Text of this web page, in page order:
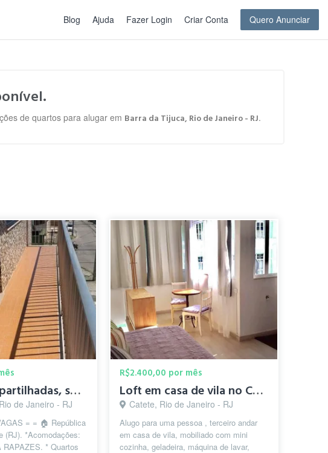
Blog Ajuda Fazer Login Criar Conta Quero Anunciar
de quartos para alugar em Barra da Tijuca, Rio de Janeiro - RJ.
Vagas Compartilhadas, sem Contrato e sem Caução à 700,00 Mês
de Janeiro - RJ
= = 🏠 República
(RJ). *Acomodações:
RAPAZES. * Quartos
R$2.400,00 por mês
Loft em casa de vila no Catete
Catete, Rio de Janeiro - RJ
Alugo para uma pessoa , terceiro andar
em casa de vila, mobiliado com mini
cozinha, geladeira, máquina de lavar,